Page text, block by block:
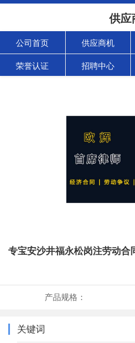
供应
公司首页 供应商机
荣誉认证 招聘中心
专宝安沙井福永松岗注劳动合
产品规格：
关键词